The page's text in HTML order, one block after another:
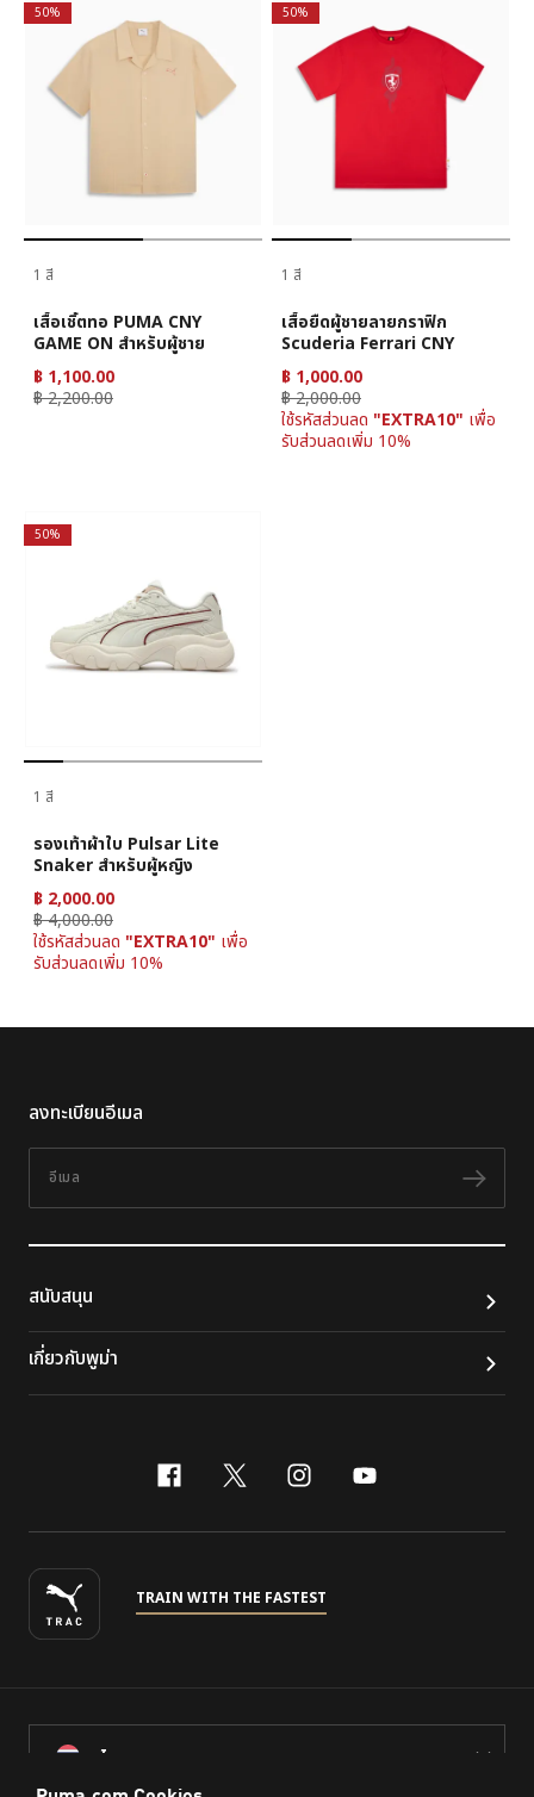
50%
1 สี
เสื้อเชิ้ตทอ PUMA CNY
GAME ON สำหรับผู้ชาย
฿ 1,100.00
฿ 2,200.00
50%
1 สี
เสื้อยืดผู้ชายลายกราฟิก
Scuderia Ferrari CNY
฿ 1,000.00
฿ 2,000.00
ใช้รหัสส่วนลด "EXTRA10" เพื่อ
รับส่วนลดเพิ่ม 10%
50%
1 สี
รองเท้าผ้าใบ Pulsar Lite
Snaker สำหรับผู้หญิง
฿ 2,000.00
฿ 4,000.00
ใช้รหัสส่วนลด "EXTRA10" เพื่อ
รับส่วนลดเพิ่ม 10%
ลงทะเบียนอีเมล
ติดต
สนับสนุน
เกี่ยวกับพูม่า
facebook
x-twitter
instagram
youtube
TRAIN WITH THE FASTEST
ไทย